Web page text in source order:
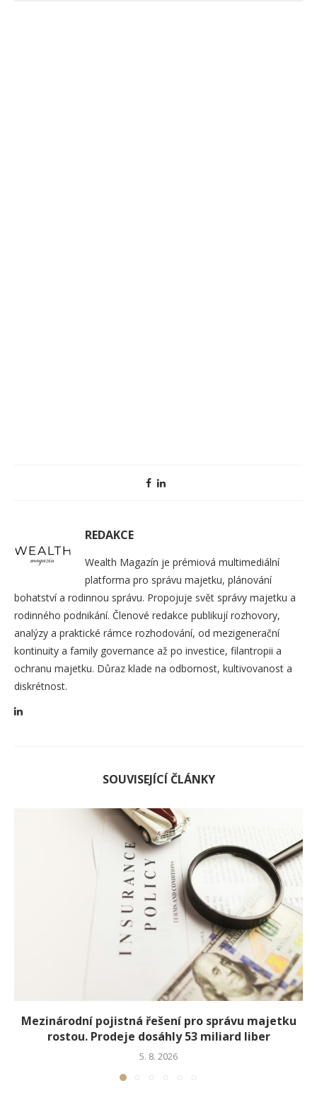
REDAKCE
Wealth Magazín je prémiová multimediální
platforma pro správu majetku, plánování
bohatství a rodinnou správu. Propojuje svět správy majetku a
rodinného podnikání. Členové redakce publikují rozhovory,
analýzy a praktické rámce rozhodování, od mezigenerační
kontinuity a family governance až po investice, filantropii a
ochranu majetku. Důraz klade na odbornost, kultivovanost a
diskrétnost.
SOUVISEJÍCÍ ČLÁNKY
Mezinárodní pojistná řešení pro správu majetku
rostou. Prodeje dosáhly 53 miliard liber
5. 8. 2026